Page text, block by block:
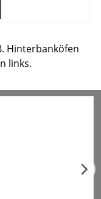
Hinterbanköfen
links.